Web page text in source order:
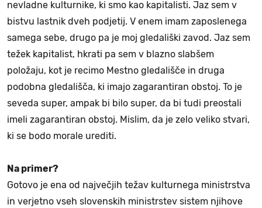
nevladne kulturnike, ki smo kao kapitalisti. Jaz sem v
bistvu lastnik dveh podjetij. V enem imam zaposlenega
samega sebe, drugo pa je moj gledališki zavod. Jaz sem
težek kapitalist, hkrati pa sem v blazno slabšem
položaju, kot je recimo Mestno gledališče in druga
podobna gledališča, ki imajo zagarantiran obstoj. To je
seveda super, ampak bi bilo super, da bi tudi preostali
imeli zagarantiran obstoj. Mislim, da je zelo veliko stvari,
ki se bodo morale urediti.
Na primer?
Gotovo je ena od največjih težav kulturnega ministrstva
in verjetno vseh slovenskih ministrstev sistem njihove